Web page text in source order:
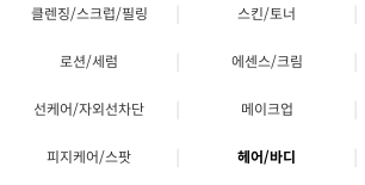
클렌징/스크럽/필링 스킨/토너
로션/세럼 에센스/크림
선케어/자외선차단 메이크업
피지케어/스팟 헤어/바디